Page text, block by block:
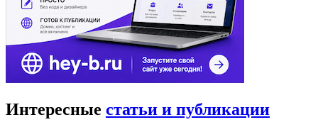
Интересные статьи и публикации